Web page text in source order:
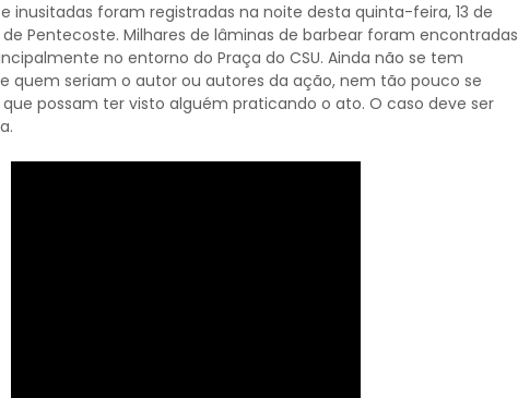
inusitadas foram registradas na noite desta quinta-feira, 13 de
Pentecoste. Milhares de lâminas de barbear foram encontradas
no entorno do Praça do CSU. Ainda não se tem
quem seriam o autor ou autores da ação, nem tão pouco se
possam ter visto alguém praticando o ato. O caso deve ser